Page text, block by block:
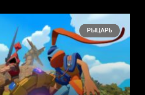
РЫЦАРЬ